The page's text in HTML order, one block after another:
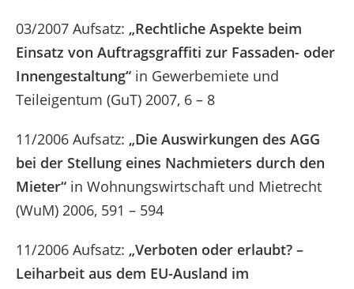
03/2007 Aufsatz: „Rechtliche Aspekte beim
Einsatz von Auftragsgraffiti zur Fassaden- oder
Innengestaltung“in Gewerbemiete und
Teileigentum (GuT) 2007, 6 – 8
11/2006 Aufsatz: „Die Auswirkungen des AGG
bei der Stellung eines Nachmieters durch den
Mieter“in Wohnungswirtschaft und Mietrecht
(WuM) 2006, 591 – 594
11/2006 Aufsatz: „Verboten oder erlaubt? –
Leiharbeit aus dem EU-Ausland im